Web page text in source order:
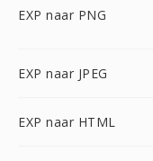
EXP naar PNG
EXP naar JPEG
EXP naar HTML